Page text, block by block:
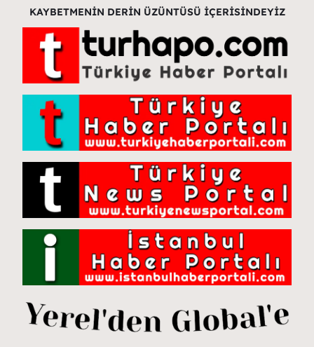
KAYBETMENİN DERİN ÜZÜNTÜSÜ İÇERİSİNDEYİZ